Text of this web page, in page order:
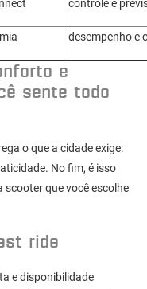
controle e
desempenho e
e
sente todo
o que a cidade exige:
No fim, é isso
scooter que você escolhe
ride
e disponibilidade